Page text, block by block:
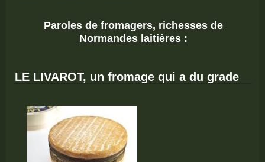
Paroles de fromagers, richesses de
Normandes laitières :
LE LIVAROT, un fromage qui a du grade